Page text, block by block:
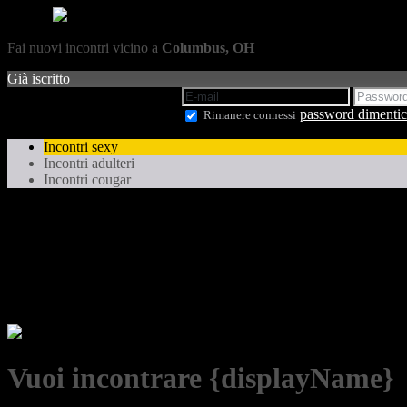
Fai nuovi incontri vicino a Columbus, OH
Già iscritto
Rimanere connessi password
Incontri sexy
Incontri adulteri
Incontri cougar
Vuoi incontrare {displayName}